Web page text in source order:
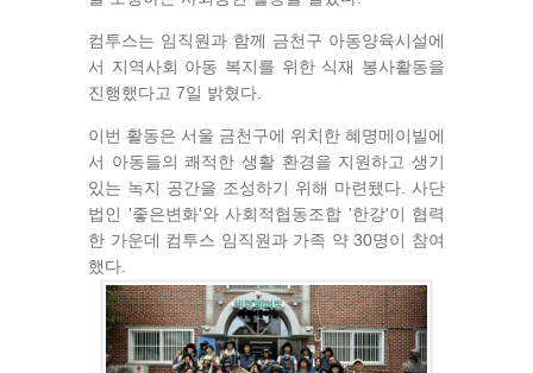
컴투스는 임직원과 함께 금천구 아동양육시설에
서 지역사회 아동 복지를 위한 식재 봉사활동을
진행했다고 7일 밝혔다.
이번 활동은 서울 금천구에 위치한 혜명메이빌에
서 아동들의 쾌적한 생활 환경을 지원하고 생기
있는 녹지 공간을 조성하기 위해 마련됐다. 사단
법인 '좋은변화'와 사회적협동조합 '한강'이 협력
한 가운데 컴투스 임직원과 가족 약 30명이 참여
했다.